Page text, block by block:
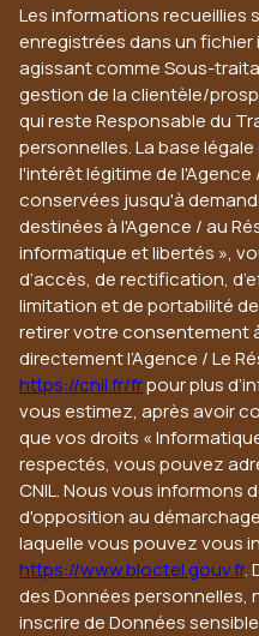
Les informations recueillies
enregistrées dans un fichier
agissant comme Sous-
gestion de la clientèle/
qui reste Responsable du
personnelles. La base
l'intérêt légitime de l'Agence
conservées jusqu'à
destinées à l'Agence / au
informatique et libertés »,
d’accès, de rectification,
limitation et de portabilité
retirer votre
directement l’Agence / Le
https://cnil.fr/frpour plus
vous estimez, après avoir
que vos droits «
respectés, vous pouvez
CNIL. Nous vous informons
d'opposition au
laquelle vous pouvez vous
https://www.bloctel.gouv.fr.
des Données personnelles,
inscrire de Données